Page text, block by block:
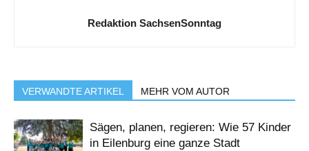
Redaktion SachsenSonntag
VERWANDTE ARTIKEL MEHR VOM AUTOR
Sägen, planen, regieren: Wie 57 Kinder
in Eilenburg eine ganze Stadt